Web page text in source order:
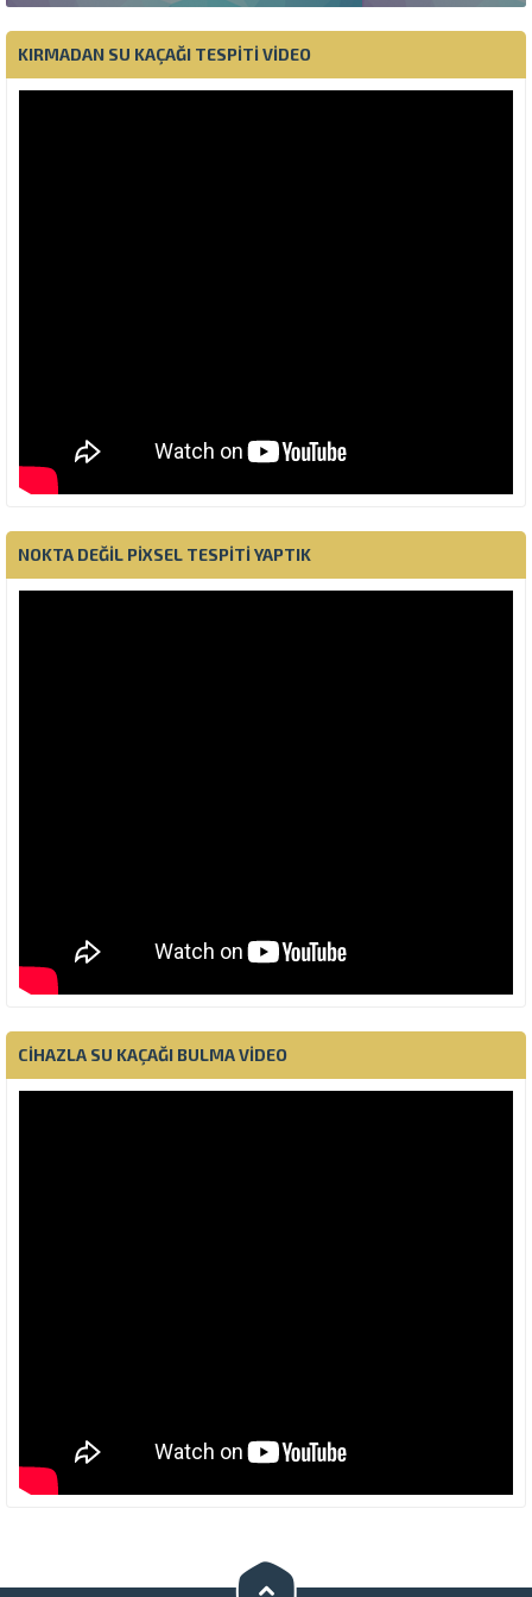
KIRMADAN SU KAÇAĞI TESPITI VIDEO
NOKTA DEĞIL PIXSEL TESPITI YAPTIK
CIHAZLA SU KAÇAĞI BULMA VIDEO